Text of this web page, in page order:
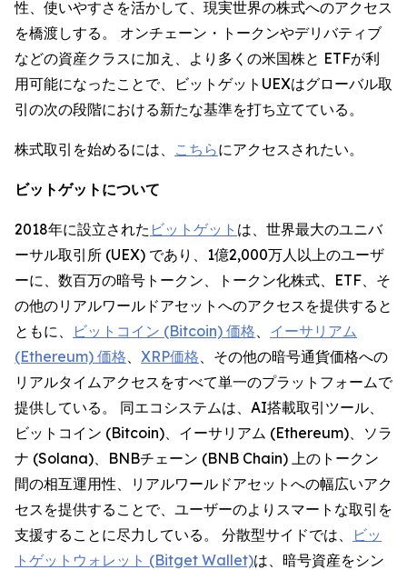
性、使いやすさを活かして、現実世界の株式へのアクセス
を橋渡しする。 オンチェーン・トークンやデリバティブ
などの資産クラスに加え、より多くの米国株と ETFが利
用可能になったことで、ビットゲットUEXはグローバル取
引の次の段階における新たな基準を打ち立てている。
株式取引を始めるには、 こちらにアクセスされたい。
ビットゲットについて
2018年に設立された ビットゲット は、世界最大のユニバ
ーサル取引所 (UEX) であり、1億2,000万人以上のユーザ
ーに、数百万の暗号トークン、トークン化株式、ETF、そ
の他のリアルワールドアセットへのアクセスを提供すると
ともに、
ビットコイン (Bitcoin) 価格
イーサリアム
(Ethereum) 価格
XRP価格 、その他の暗号通貨価格への
リアルタイムアクセスをすべて単一のプラットフォームで
提供している。 同エコシステムは、AI搭載取引ツール、
ビットコイン (Bitcoin)、イーサリアム (Ethereum)、ソラ
ナ (Solana)、BNBチェーン (BNB Chain) 上のトークン
間の相互運用性、リアルワールドアセットへの幅広いアク
セスを提供することで、ユーザーのよりスマートな取引を
支援することに尽力している。 分散型サイドでは、
ビッ
トゲットウォレット (Bitget Wallet)は、暗号資産をシン